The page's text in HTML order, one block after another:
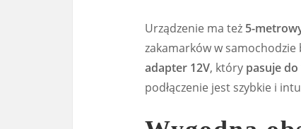
Urządzenie ma też 5-
zakamarków w samochodzie
adapter 12V, który pasuje
podłączenie jest szybkie i